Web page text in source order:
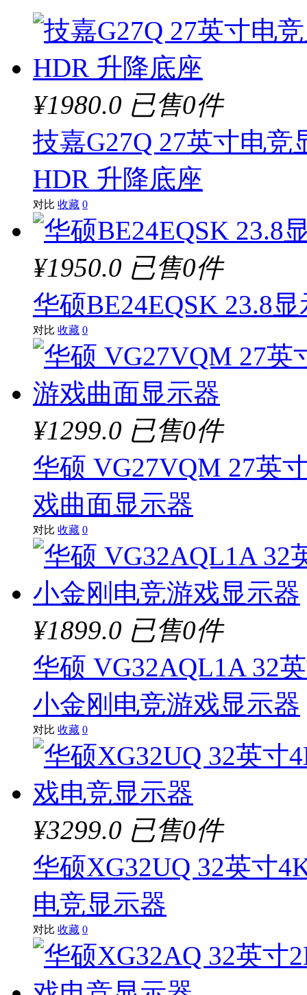
¥1980.0 已售0件
技嘉G27Q 27英寸电竞
HDR 升降底座
对比 收藏 0
¥1950.0 已售0件
华硕BE24EQSK 23.8
对比 收藏 0
¥1299.0 已售0件
华硕 VG27VQM 27英
戏曲面显示器
对比 收藏 0
¥1899.0 已售0件
华硕 VG32AQL1A 32
小金刚电竞游戏显示器
对比 收藏 0
¥3299.0 已售0件
华硕XG32UQ 32英寸
电竞显示器
对比 收藏 0